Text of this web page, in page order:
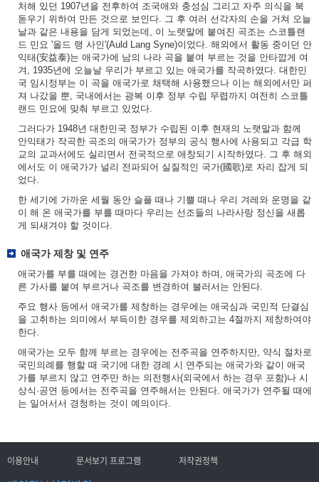
처해 있던 1907년을 전후하여 조국애와 충성심 그리고 자주 의식을 북
돋우기 위하여 만든 것으로 보인다. 그 후 여러 선각자의 손을 거쳐 오늘
날과 같은 내용을 담게 되었는데, 이 노랫말에 붙여진 곡조는 스코틀랜
드 민요 '올드 랭 사인'(Auld Lang Syne)이었다. 해외에서 활동 중이던 안
익태(安益泰)는 애국가에 남의 나라 곡을 붙여 부르는 것을 안타깝게 여
겨, 1935년에 오늘날 우리가 부르고 있는 애국가를 작곡하였다. 대한민
국 임시정부는 이 곡을 애국가로 채택해 사용했으나 이는 해외에서만 퍼
져 나갔을 뿐, 국내에서는 광복 이후 정부 수립 무렵까지 여전히 스코틀
랜드 민요에 맞춰 부르고 있었다.
그러다가 1948년 대한민국 정부가 수립된 이후 현재의 노랫말과 함께
안익태가 작곡한 곡조의 애국가가 정부의 공식 행사에 사용되고 각급 학
교의 교과서에도 실리면서 전국적으로 애창되기 시작하였다. 그 후 해외
에서도 이 애국가가 널리 전파되어 실질적인 국가(國歌)로 자리 잡게 되
었다.
한 세기에 가까운 세월 동안 슬플 때나 기쁠 때나 우리 겨레와 운명을 같
이 해 온 애국가를 부를 때마다 우리는 선조들의 나라사랑 정신을 새롭
게 되새겨야 할 것이다.
애국가 제창 및 연주
애국가를 부를 때에는 경건한 마음을 가져야 하며, 애국가의 곡조에 다
른 가사를 붙여 부르거나 곡조를 변경하여 불러서는 안된다.
주요 행사 등에서 애국가를 제창하는 경우에는 애국심과 국민적 단결심
을 고취하는 의미에서 부득이한 경우를 제외하고는 4절까지 제창하여야
한다.
애국가는 모두 함께 부르는 경우에는 전주곡을 연주하지만, 약식 절차로
국민의례를 행할 때 국기에 대한 경례 시 연주되는 애국가와 같이 애국
가를 부르지 않고 연주만 하는 의전행사(외국에서 하는 경우 포함)나 시
상식·공연 등에서는 전주곡을 연주해서는 안된다. 애국가가 연주될 때에
는 일어서서 경청하는 것이 예의이다.
이용안내 문서보기 프로그램 저작권정책